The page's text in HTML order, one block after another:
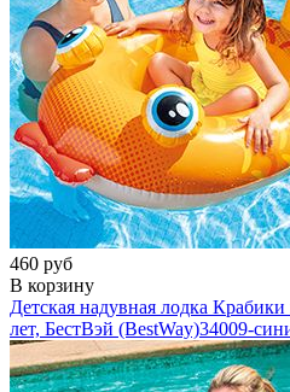
460 руб
В корзину
Детская надувная лодка
лет, БестВэй (BestWay)34009-